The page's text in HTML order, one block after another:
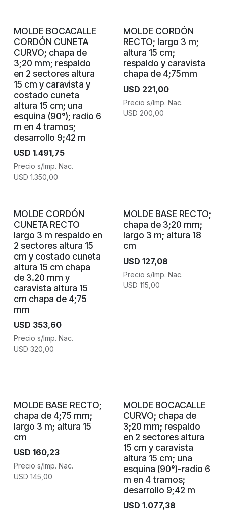
MOLDE BOCACALLE
CORDÓN CUNETA
CURVO; chapa de
3;20 mm; respaldo
en 2 sectores altura
15 cm y caravista y
costado cuneta
altura 15 cm; una
esquina (90°); radio 6
m en 4 tramos;
desarrollo 9;42 m
USD 1.491,75
Precio s/Imp. Nac.
USD 1.350,00
MOLDE CORDÓN
RECTO; largo 3 m;
altura 15 cm;
respaldo y caravista
chapa de 4;75mm
USD 221,00
Precio s/Imp. Nac.
USD 200,00
MOLDE CORDÓN
CUNETA RECTO
largo 3 m respaldo en
2 sectores altura 15
cm y costado cuneta
altura 15 cm chapa
de 3.20 mm y
caravista altura 15
cm chapa de 4;75
mm
USD 353,60
Precio s/Imp. Nac.
USD 320,00
MOLDE BASE RECTO;
chapa de 3;20 mm;
largo 3 m; altura 18
cm
USD 127,08
Precio s/Imp. Nac.
USD 115,00
MOLDE BASE RECTO;
chapa de 4;75 mm;
largo 3 m; altura 15
cm
USD 160,23
Precio s/Imp. Nac.
USD 145,00
MOLDE BOCACALLE
CURVO; chapa de
3;20 mm; respaldo
en 2 sectores altura
15 cm y caravista
altura 15 cm; una
esquina (90°)-radio 6
m en 4 tramos;
desarrollo 9;42 m
USD 1.077,38